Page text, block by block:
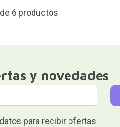
6 productos
y novedades
para recibir ofertas